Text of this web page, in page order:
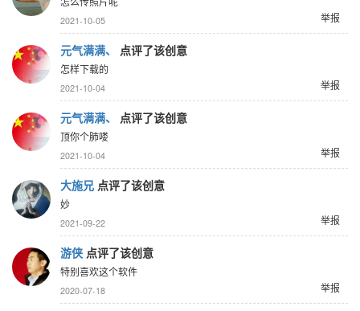
举报
2021-10-05
元气满满、 点评了该创意
怎样下载的
举报
2021-10-04
元气满满、 点评了该创意
顶你个肺喽
举报
2021-10-04
大施兄 点评了该创意
妙
举报
2021-09-22
游侠 点评了该创意
特别喜欢这个软件
举报
2020-07-18